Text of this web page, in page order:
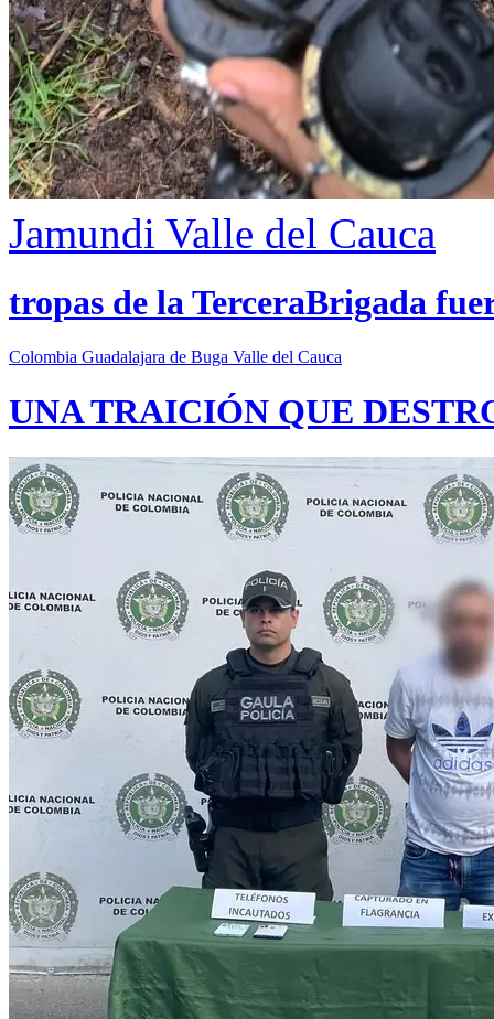
Jamundi Valle del Cauca
tropas de la TerceraBrigada
Colombia Guadalajara de Buga Valle del Cauca
UNA TRAICIÓN QUE